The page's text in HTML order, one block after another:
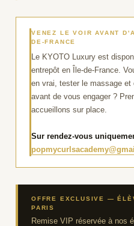
VENEZ LE VOIR AVANT
DE-FRANCE
Le KYOTO Luxury est
entrepôt en Île-de-France.
en vrai, tester le massage
avant de vous engager ?
accueillons sur place.
Sur rendez-vous
OFFRE EXCLUSIVE —
PARIS
Remise VIP réservée à nos